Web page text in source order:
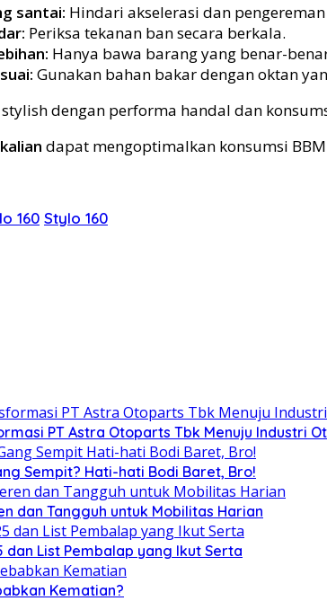
santai: Hindari akselerasi dan
Periksa tekanan ban secara berkala.
Hanya bawa barang yang benar-
Gunakan bahan bakar dengan oktan
dengan performa handal dan
kalian dapat mengoptimalkan konsumsi
160 Stylo 160
PT Astra Otoparts Tbk Menuju Industri
Sempit? Hati-hati Bodi Baret, Bro!
dan Tangguh untuk Mobilitas Harian
List Pembalap yang Ikut Serta
Kematian?